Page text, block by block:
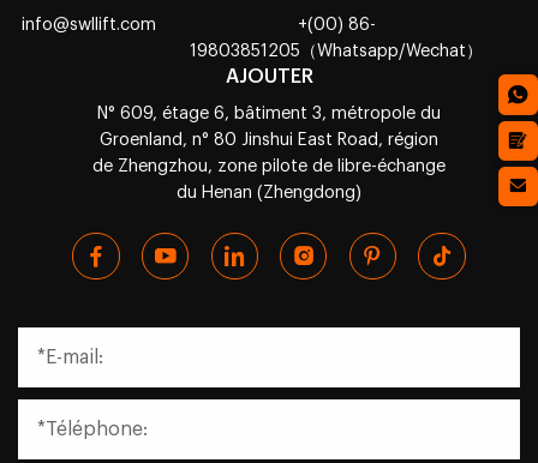
info@swllift.com
+(00) 86-
19803851205（Whatsapp/Wechat）
AJOUTER
N° 609, étage 6, bâtiment 3, métropole du
Groenland, n° 80 Jinshui East Road, région
de Zhengzhou, zone pilote de libre-échange
du Henan (Zhengdong)